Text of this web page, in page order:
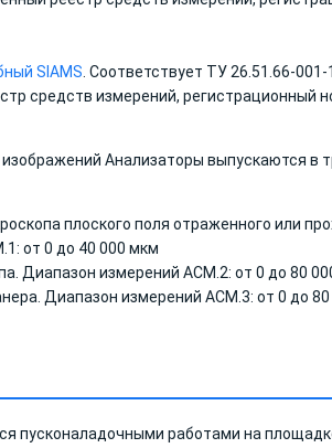
SIAMS . Соответствует ТУ 26.51.66-
средств измерений, регистрационный
Анализаторы выпускаются в
плоского поля отраженного или
от 0 до 40 000 мкм
Диапазон измерений АСМ.2: от 0 до 80
Диапазон измерений АСМ.3: от 0 до 80
пусконаладочными работами на